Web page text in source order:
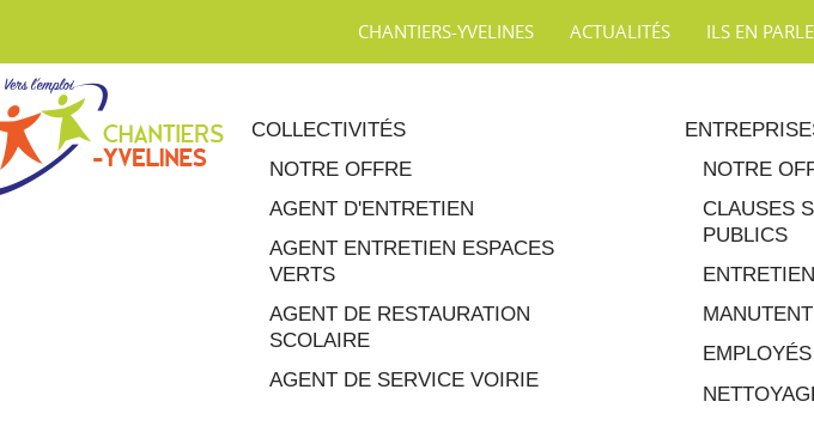
CHANTIERS-YVELINES ACTUALITÉS ILS EN
COLLECTIVITÉS
NOTRE OFFRE
AGENT D'ENTRETIEN
AGENT ENTRETIEN ESPACES
VERTS
AGENT DE RESTAURATION
SCOLAIRE
AGENT DE SERVICE VOIRIE
NOTRE
CLAUSES
PUBLICS